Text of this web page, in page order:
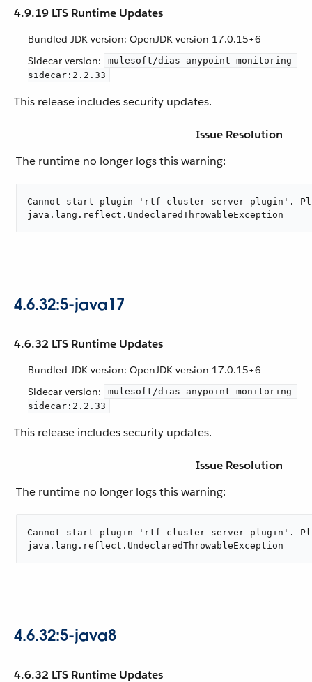
4.9.19 LTS Runtime Updates
Bundled JDK version: OpenJDK version 17.0.15+6
Sidecar version:
mulesoft/dias-anypoint-monitoring-
sidecar:2.2.33
This release includes security updates.
Issue Resolution
The runtime no longer logs this warning:
Cannot start plugin 'rtf-cluster-server-plugin'.
java.lang.reflect.UndeclaredThrowableException
4.6.32:5-java17
4.6.32 LTS Runtime Updates
Bundled JDK version: OpenJDK version 17.0.15+6
Sidecar version:
mulesoft/dias-anypoint-monitoring-
sidecar:2.2.33
This release includes security updates.
Issue Resolution
The runtime no longer logs this warning:
Cannot start plugin 'rtf-cluster-server-plugin'.
java.lang.reflect.UndeclaredThrowableException
4.6.32:5-java8
4.6.32 LTS Runtime Updates